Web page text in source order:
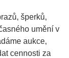
šperků,
umění v
aukce,
cennosti za